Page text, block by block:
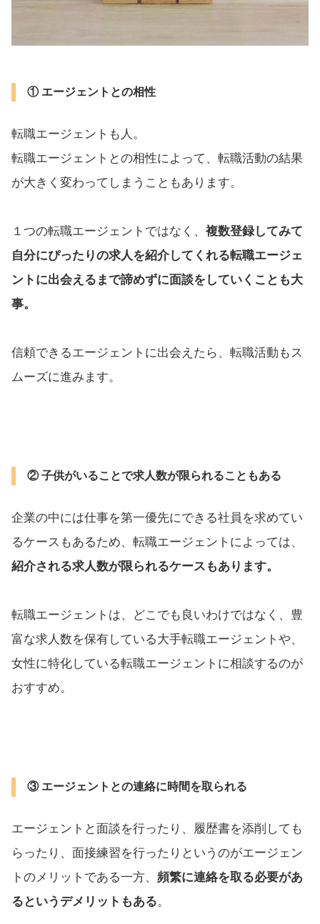
① エージェントとの相性
転職エージェントも人。
転職エージェントとの相性によって、転職活動の結果
が大きく変わってしまうこともあります。
１つの転職エージェントではなく、 複数登録してみて
自分にぴったりの求人を紹介してくれる転職エージェ
ントに出会えるまで諦めずに面談をしていくことも大
事。
信頼できるエージェントに出会えたら、転職活動もス
ムーズに進みます。
② 子供がいることで求人数が限られることもある
企業の中には仕事を第一優先にできる社員を求めてい
るケースもあるため、転職エージェントによっては、
紹介される求人数が限られるケースもあります。
転職エージェントは、どこでも良いわけではなく、豊
富な求人数を保有している大手転職エージェントや、
女性に特化している転職エージェントに相談するのが
おすすめ。
③ エージェントとの連絡に時間を取られる
エージェントと面談を行ったり、履歴書を添削しても
らったり、面接練習を行ったりというのがエージェン
トのメリットである一方、 頻繁に連絡を取る必要があ
るというデメリットもある。